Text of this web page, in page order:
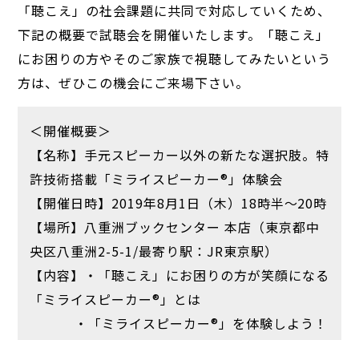
「聴こえ」の社会課題に共同で対応していくため、
下記の概要で試聴会を開催いたします。「聴こえ」
にお困りの方やそのご家族で視聴してみたいという
方は、ぜひこの機会にご来場下さい。
＜開催概要＞
【名称】手元スピーカー以外の新たな選択肢。特
許技術搭載「ミライスピーカー®」体験会
【開催日時】2019年8月1日（木）18時半～20時
【場所】八重洲ブックセンター 本店（東京都中
央区八重洲2-5-1/最寄り駅：JR東京駅）
【内容】・「聴こえ」にお困りの方が笑顔になる
「ミライスピーカー®」とは
・「ミライスピーカー®」を体験しよう！